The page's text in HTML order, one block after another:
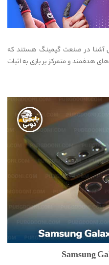
آشنا در صنعت گیمینگ هستند که
هدفمند و متمرکز بر بازی به اثبات